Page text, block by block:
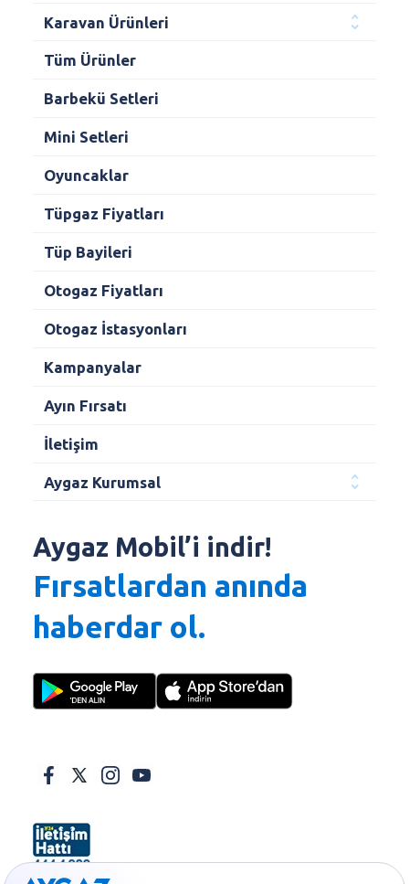
Karavan Ürünleri
Tüm Ürünler
Barbekü Setleri
Mini Setleri
Oyuncaklar
Tüpgaz Fiyatları
Tüp Bayileri
Otogaz Fiyatları
Otogaz İstasyonları
Kampanyalar
Ayın Fırsatı
İletişim
Aygaz Kurumsal
Aygaz Mobil’i indir!
Fırsatlardan anında
haberdar ol.